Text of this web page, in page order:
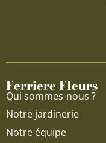
Ferriere Fleurs
Qui sommes-nous ?
Notre jardinerie
Notre équipe